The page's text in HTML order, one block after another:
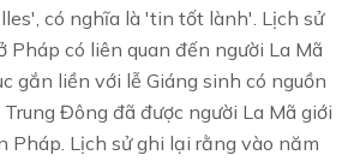
có nghĩa là 'tin tốt lành'. Lịch sử
Pháp có liên quan đến người La Mã
gắn liền với lễ Giáng sinh có nguồn
Đông đã được người La Mã giới
Pháp. Lịch sử ghi lại rằng vào năm